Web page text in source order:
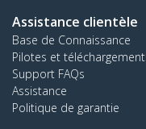
Assistance clientèle
Base de Connaissance
Pilotes et
Support FAQs
Assistance
Politique de garantie